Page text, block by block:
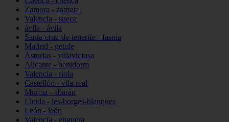
Zamora - zamora
Valencia - sueca
ávila - ávila
Santa-cruz-de-tenerife - fasnia
Madrid - getafe
Asturias - villaviciosa
Alicante - benidorm
Valencia - riola
Castellón - vila-real
Murcia - abarán
Lleida - les-borges-blanques
León - león
Valencia - enguera